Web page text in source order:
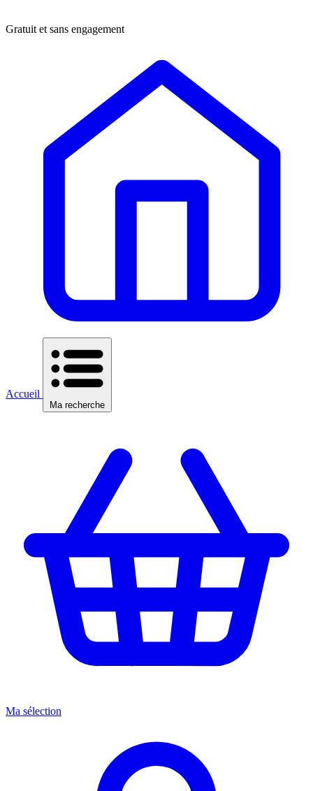
Gratuit et sans engagement
Accueil
Ma recherche
Ma sélection